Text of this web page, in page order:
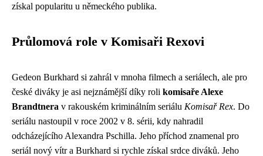
získal popularitu u německého publika.
Průlomová role v Komisaři Rexovi
Gedeon Burkhard si zahrál v mnoha filmech a seriálech, ale pro
české diváky je asi nejznámější díky roli komisaře Alexe
Brandtnera v rakouském kriminálním seriálu Komisař Rex. Do
seriálu nastoupil v roce 2002 v 8. sérii, kdy nahradil
odcházejícího Alexandra Pschilla. Jeho příchod znamenal pro
seriál nový vítr a Burkhard si rychle získal srdce diváků. Jeho